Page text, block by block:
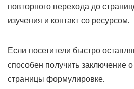
повторного перехода до
изучения и контакт со ресурсом.
Если посетители быстро
способен получить заключение
страницы формулировке.